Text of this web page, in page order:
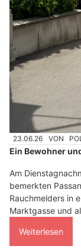
23.06.26 VON
Ein Bewohner
Am
bemerkten
Rauchmelders in
Marktgasse und
Weiterlesen